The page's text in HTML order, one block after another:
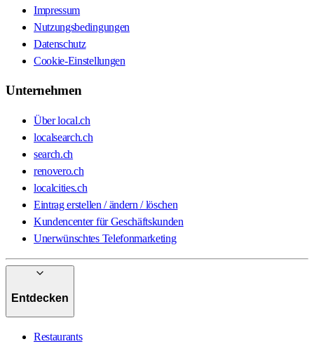
Impressum
Nutzungsbedingungen
Datenschutz
Cookie-Einstellungen
Unternehmen
Über local.ch
localsearch.ch
search.ch
renovero.ch
localcities.ch
Eintrag erstellen / ändern / löschen
Kundencenter für Geschäftskunden
Unerwünschtes Telefonmarketing
Entdecken
Restaurants